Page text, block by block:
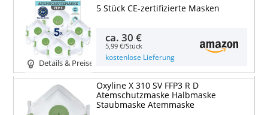
Details & Preise
5 Stück CE-zertifizierte Masken
ca.30 €
5,99 €/Stück
kostenlose Lieferung
Oxyline X 310 SV FFP3 R D
Atemschutzmaske Halbmaske
Staubmaske Atemmaske